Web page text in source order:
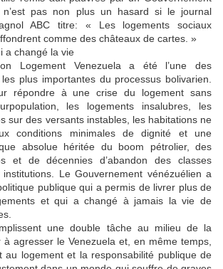
n’est pas non plus un hasard si le journal
ABC titre: « Les logements sociaux
comme des châteaux de cartes. »
a changé la vie
Logement Venezuela a été l’une des
plus importantes du processus bolivarien.
répondre à une crise du logement sans
les logements insalubres, les
sur des versants instables, les habitations ne
conditions minimales de dignité et une
absolue héritée du boom pétrolier, des
et de décennies d’abandon des classes
Le Gouvernement vénézuélien a
publique qui a permis de livrer plus de
et qui a changé à jamais la vie de
une double tâche au milieu de la
agresser le Venezuela et, en même temps,
au logement et la responsabilité publique de